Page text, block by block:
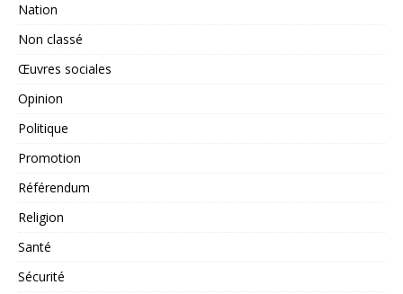
Nation
Non classé
Œuvres sociales
Opinion
Politique
Promotion
Référendum
Religion
Santé
Sécurité